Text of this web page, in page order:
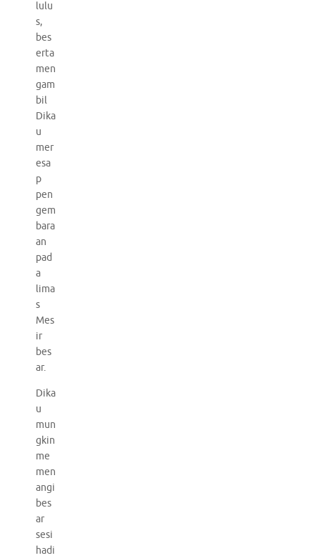
lulu
s,
bes
erta
men
gam
bil
Dika
u
mer
esa
p
pen
gem
bara
an
pad
a
lima
s
Mes
ir
bes
ar.
Dika
u
mun
gkin
me
men
angi
bes
ar
sesi
hadi